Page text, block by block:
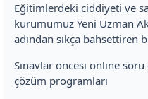
Eğitimlerdeki ciddiyeti ve
kurumumuz Yeni Uzman
adından sıkça
Sınavlar öncesi online
çözüm programları